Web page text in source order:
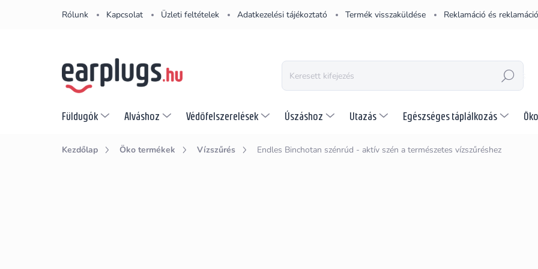
Rólunk Kapcsolat Üzleti feltételek Adatkezelési tájékoztató Termék visszaküldése Reklamáció és
KERESÉS
Füldugók Alváshoz Védőfelszerelések Úszáshoz Utazás Egészséges táplálkozás
Kezdőlap Öko termékek Vízszűrés Endles Binchotan szénrúd - aktív szén a természetes vízszűréshez